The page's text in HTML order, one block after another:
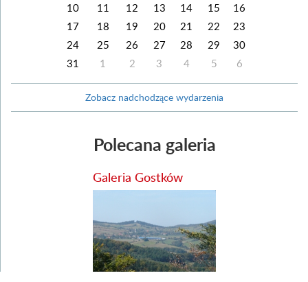
10
11 12 13 14 15
16
17
18 19 20 21 22
23
24
25 26 27 28 29
30
31
1 2 3 4 5 6
Zobacz nadchodzące wydarzenia
Polecana galeria
Galeria Gostków